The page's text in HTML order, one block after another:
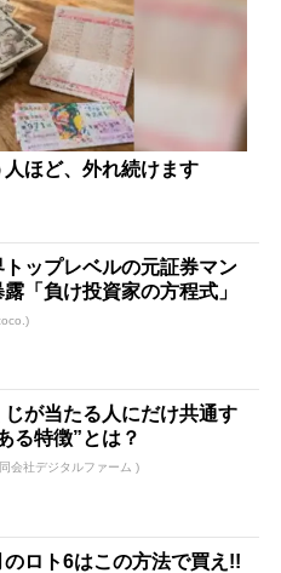
ほど、外れ続けます
トップレベルの元証券マン
「負け投資家の方程式」
じが当たる人にだけ共通す
る特徴”とは？
会社デジタルファーム )
のロト6はこの方法で買え!!